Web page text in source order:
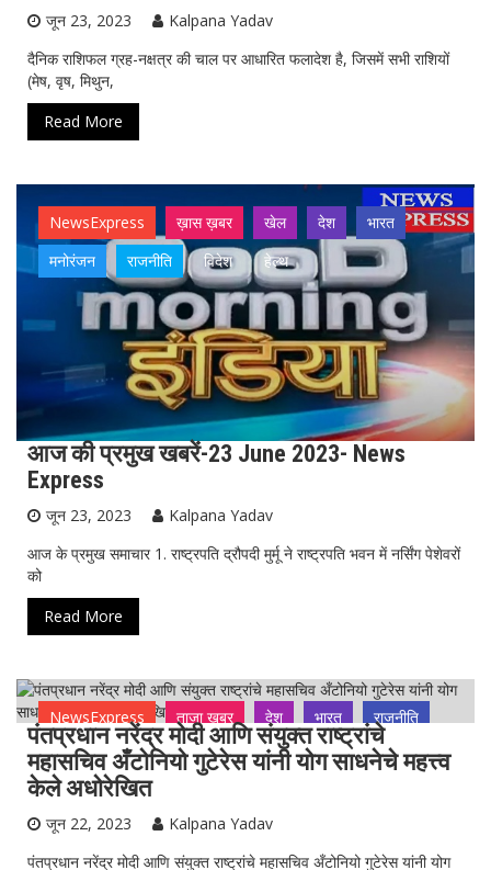
जून 23, 2023
Kalpana Yadav
दैनिक राशिफल ग्रह-नक्षत्र की चाल पर आधारित फलादेश है, जिसमें सभी राशियों
(मेष, वृष, मिथुन,
Read More
NewsExpress ख़ास ख़बर खेल देश
भारत
मनोरंजन
राजनीति विदेश हेल्थ
आज की प्रमुख खबरें-23 June 2023- News
Express
जून 23, 2023
Kalpana Yadav
आज के प्रमुख समाचार 1. राष्ट्रपति द्रौपदी मुर्मू ने राष्ट्रपति भवन में नर्सिंग पेशेवरों
को
Read More
NewsExpress ताजा ख़बर देश भारत राजनीति
पंतप्रधान नरेंद्र मोदी आणि संयुक्त राष्ट्रांचे
महासचिव अँटोनियो गुटेरेस यांनी योग साधनेचे महत्त्व
केले अधोरेखित
जून 22, 2023
Kalpana Yadav
पंतप्रधान नरेंद्र मोदी आणि संयुक्त राष्ट्रांचे महासचिव अँटोनियो गुटेरेस यांनी योग